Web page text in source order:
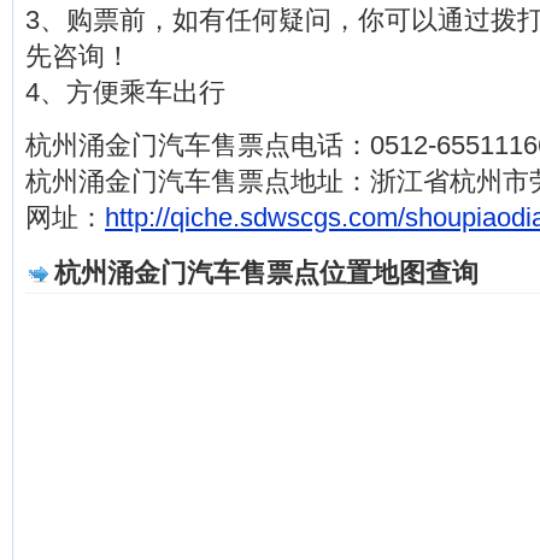
3、购票前，如有任何疑问，你可以通过拨
先咨询！
4、方便乘车出行
杭州涌金门汽车售票点电话：0512-
杭州涌金门汽车售票点地址：浙江省杭州市
网址： http://qiche.sdwscgs.com/
杭州涌金门汽车售票点位置地图查询